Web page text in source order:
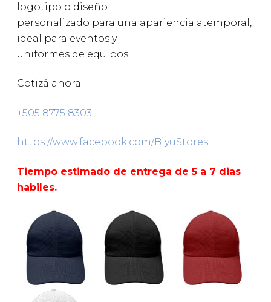
logotipo o diseño
personalizado para una apariencia atemporal,
ideal para eventos y
uniformes de equipos.
Cotizá ahora
+505 8775 8303
https://www.facebook.com/BiyuStores
Tiempo estimado de entrega de 5 a 7 dias
habiles.